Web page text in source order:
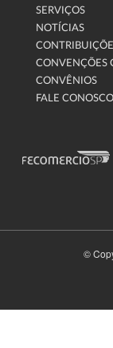
SERVIÇOS
NOTÍCIAS
CONVENÇÕES
CONVÊNIOS
FALE CONOSCO
©